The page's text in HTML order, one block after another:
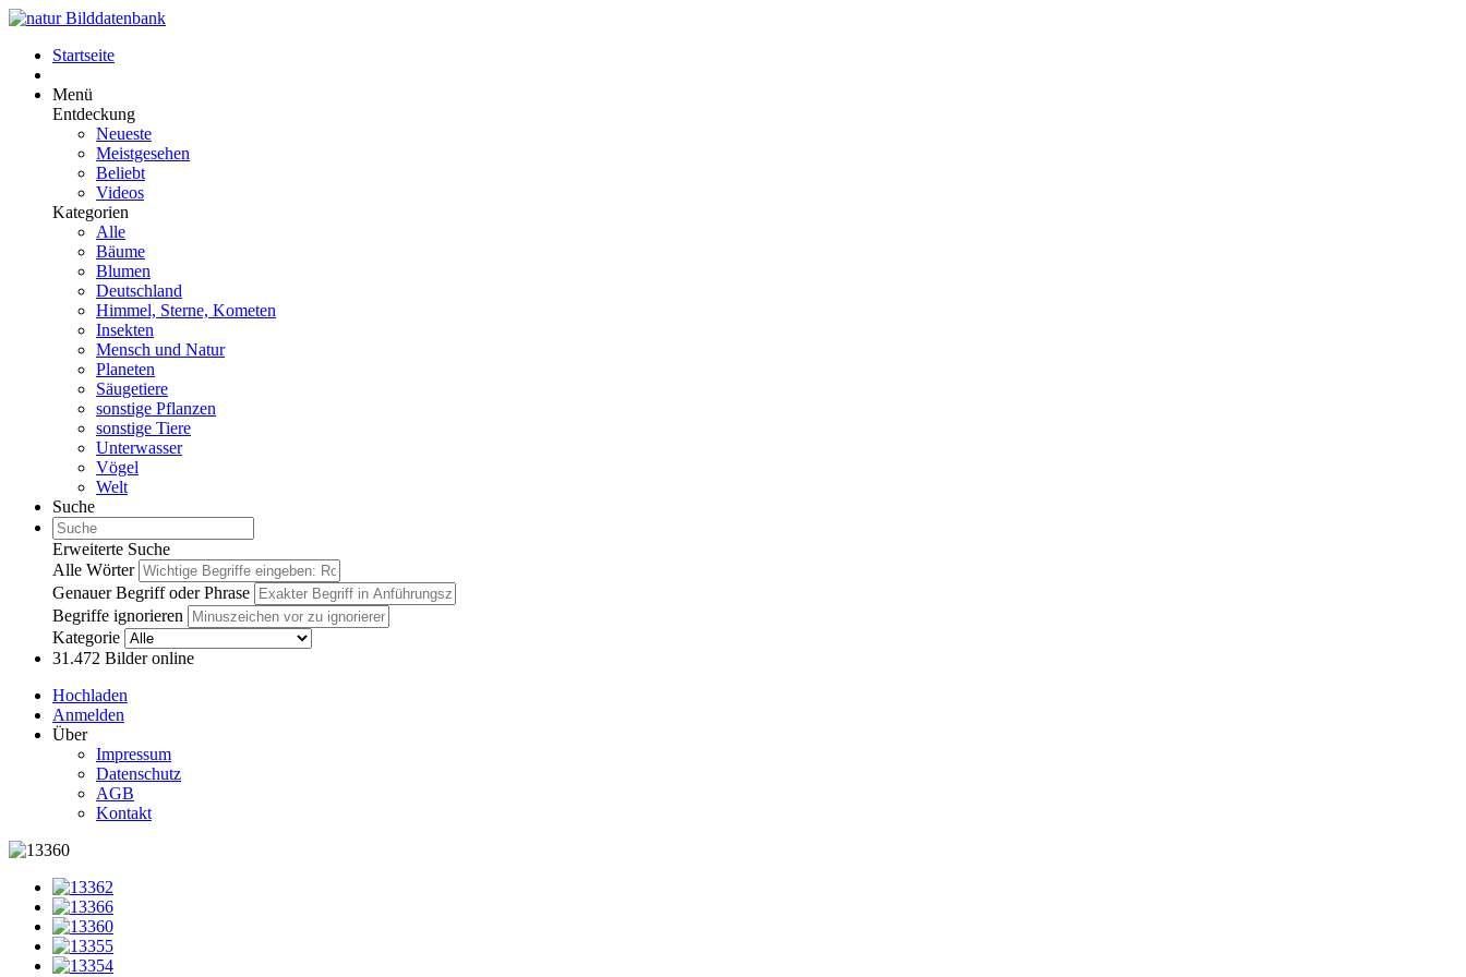
Startseite
Menü
Entdeckung
Neueste
Meistgesehen
Beliebt
Videos
Kategorien
Alle
Bäume
Blumen
Deutschland
Himmel, Sterne, Kometen
Insekten
Mensch und Natur
Planeten
Säugetiere
sonstige Pflanzen
sonstige Tiere
Unterwasser
Vögel
Welt
Suche
Erweiterte Suche
Alle Wörter
Genauer Begriff oder Phrase
Begriffe ignorieren
Kategorie
31.472 Bilder online
Hochladen
Anmelden
Über
Impressum
Datenschutz
AGB
Kontakt